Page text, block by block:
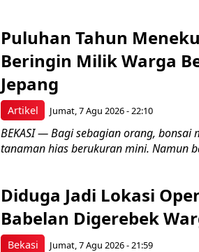
Artikel
Puluhan Tahun
Beringin Milik Warga
Jepang
Jumat, 7 Agu 2026 - 22:10
BEKASI — Bagi sebagian orang,
tanaman hias berukuran mini. Namun
Bekasi
Diduga Jadi Lokasi
Babelan Digerebek
Jumat, 7 Agu 2026 - 21:59